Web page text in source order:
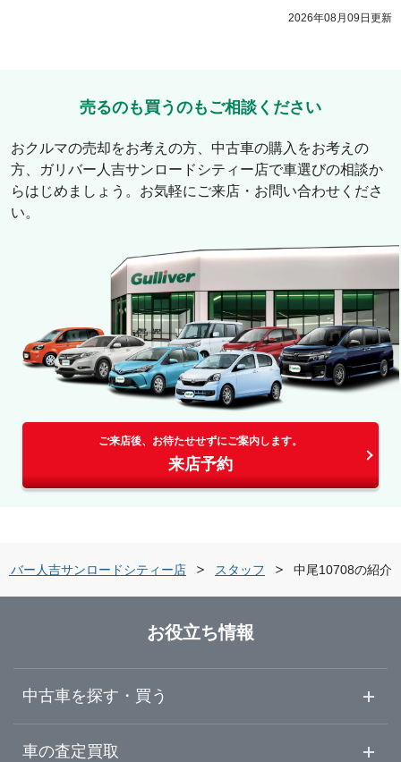
2026年08月09日更新
売るのも買うのもご相談ください
おクルマの売却をお考えの方、中古車の購入をお考えの
方、
ガリバー人吉サンロードシティー店で車選びの相談か
らはじめましょう。お気軽にご来店・お問い合わせくださ
い。
ご来店後、お待たせせずにご案内します。
来店予約
バー人吉サンロードシティー店 スタッフ 中尾10708の紹介
お役立ち情報
中古車を探す・買う
中古車情報・中古車検索
車の査定買取